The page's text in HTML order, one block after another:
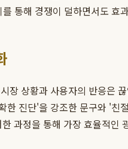
통해 경쟁이 덜하면서도
상황과 사용자의 반응은
진단'을 강조한 문구와 '
과정을 통해 가장 효율적